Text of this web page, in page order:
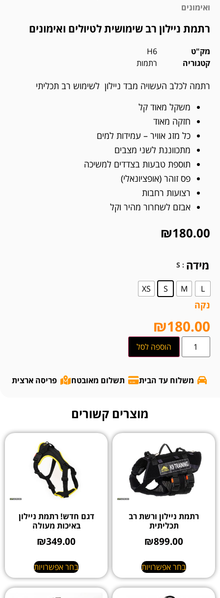
ואימונים
רתמת ניילון רב שימושית לטיולים ואימונים
מק"ט
H6
קטגוריה
רתמות
רתמה לכלב העשויה מבד ניילון לשימוש רב תכליתי
משקל מאוד קל
חזקה מאוד
כל מזג אוויר – עמידות למים
מתכווננת לשני מצבים
תוספת טבעות בצדדים למשיכה
פס זוהר (אופציונאלי)
רצועות רחבות
אבזם לשחרור מהיר וקל
₪180.00
מידה : S
L
M
S
XS
נקה
₪180.00
הוספה לסל
משלוח עד הבית תשלום מאובטח פריסה ארצית
מוצרים קשורים
רתמת ניילון ורשת רב
תכליתית
₪899.00
בחר אפשרויות
דגם חדש! רתמת ניילון
באיכות מעולה
₪349.00
בחר אפשרויות